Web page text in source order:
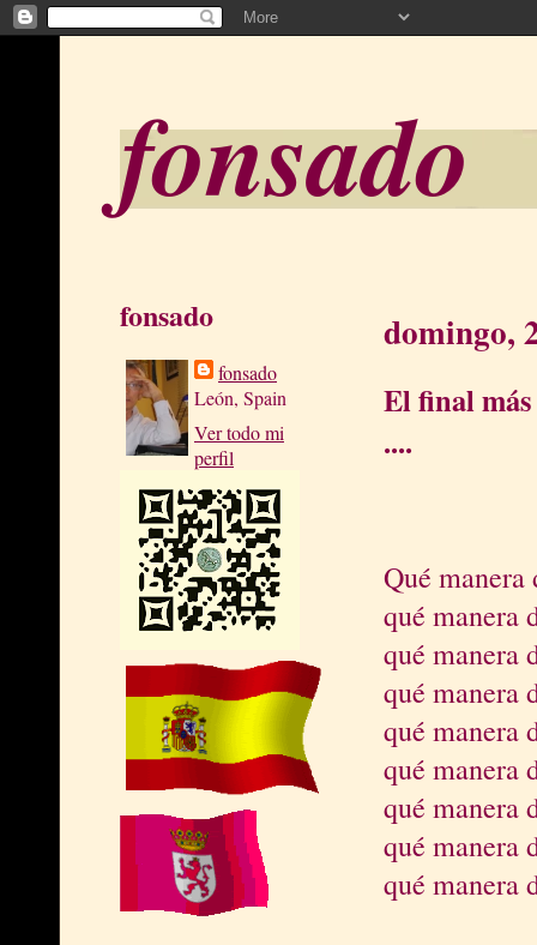
fonsado
fonsado
fonsado
León, Spain
Ver todo mi
perfil
domingo,
El final
....
Qué manera
qué manera
qué manera
qué manera
qué manera
qué manera
qué manera
qué manera
qué manera